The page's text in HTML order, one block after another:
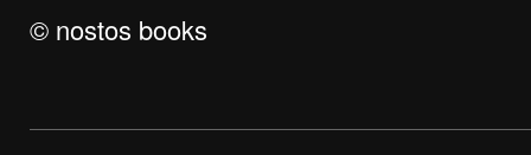
© nostos books